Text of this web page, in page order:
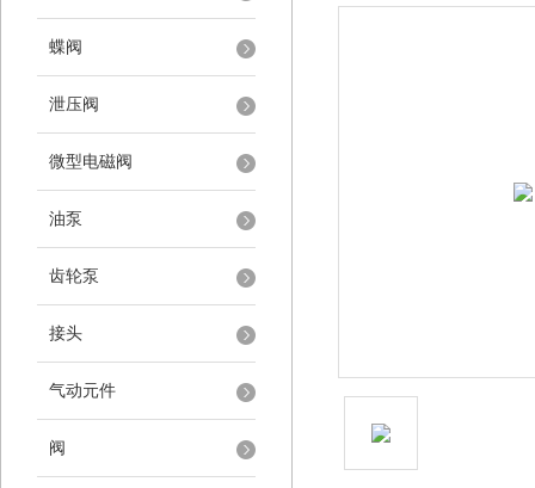
蝶阀
泄压阀
微型电磁阀
油泵
齿轮泵
接头
气动元件
阀